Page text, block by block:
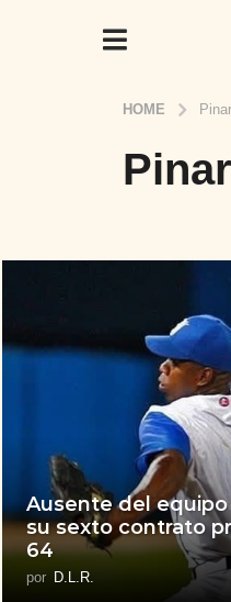
HOME
Ausente del
su sexto contrato
64
por D.L.R.